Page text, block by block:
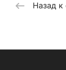
Назад к